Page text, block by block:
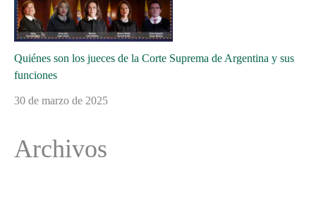
Quiénes son los jueces de la Corte Suprema de Argentina y sus
funciones
30 de marzo de 2025
Archivos